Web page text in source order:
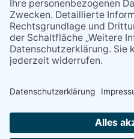
29.05.2026
Was
07.08.2026